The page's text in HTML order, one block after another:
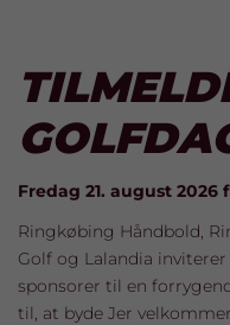
Fredag 21. august 2026
Ringkøbing Håndbold,
Golf og Lalandia
sponsorer til en
til, at byde Jer